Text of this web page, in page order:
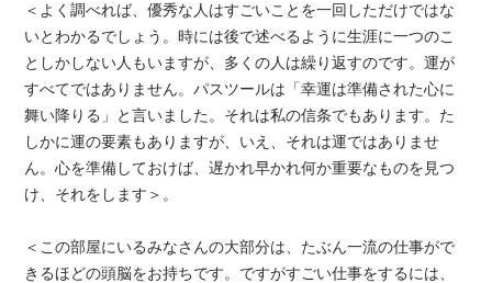
＜よく調べれば、優秀な人はすごいことを一回しただけではな
いとわかるでしょう。時には後で述べるように生涯に一つのこ
としかしない人もいますが、多くの人は繰り返すのです。運が
すべてではありません。パスツールは「幸運は準備された心に
舞い降りる」と言いました。それは私の信条でもあります。た
しかに運の要素もありますが、いえ、それは運ではありませ
ん。心を準備しておけば、遅かれ早かれ何か重要なものを見つ
け、それをします＞。
＜この部屋にいるみなさんの大部分は、たぶん一流の仕事がで
きるほどの頭脳をお持ちです。ですがすごい仕事をするには、